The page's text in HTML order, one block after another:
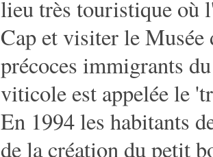
lieu très touristique où
Cap et visiter le Musée
précoces immigrants
viticole est appelée le
En 1994 les habitants
de la création du petit